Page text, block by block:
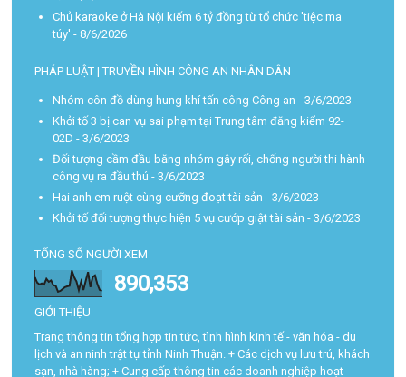
Chủ karaoke ở Hà Nội kiếm 6 tỷ đồng từ tổ chức 'tiệc ma
túy' - 8/6/2026
PHÁP LUẬT | TRUYỀN HÌNH CÔNG AN NHÂN DÂN
Nhóm côn đồ dùng hung khí tấn công Công an - 3/6/2023
Khởi tố 3 bị can vụ sai phạm tại Trung tâm đăng kiểm 92-
02D - 3/6/2023
Đối tượng cầm đầu băng nhóm gây rối, chống người thi hành
công vụ ra đầu thú - 3/6/2023
Hai anh em ruột cùng cưỡng đoạt tài sản - 3/6/2023
Khởi tố đối tượng thực hiện 5 vụ cướp giật tài sản - 3/6/2023
TỔNG SỐ NGƯỜI XEM
890,353
GIỚI THIỆU
Trang thông tin tổng hợp tin tức, tình hình kinh tế - văn hóa - du
lịch và an ninh trật tự tỉnh Ninh Thuận. + Các dịch vụ lưu trú, khách
sạn, nhà hàng; + Cung cấp thông tin các doanh nghiệp hoạt